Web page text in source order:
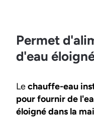
Permet
d'eau
Lechauffe-eau
pour fournir de
éloigné dans la